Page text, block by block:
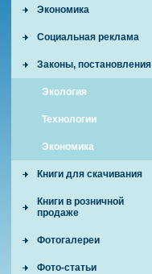
Экономика
Социальная реклама
Законы, постановления
Экология
Технологии
Экономика
Книги для скачивания
Книги в розничной
продаже
Фотогалереи
Фото-статьи